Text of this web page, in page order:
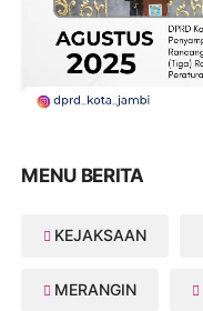
MENU BERITA
KEJAKSAAN
MERANGIN